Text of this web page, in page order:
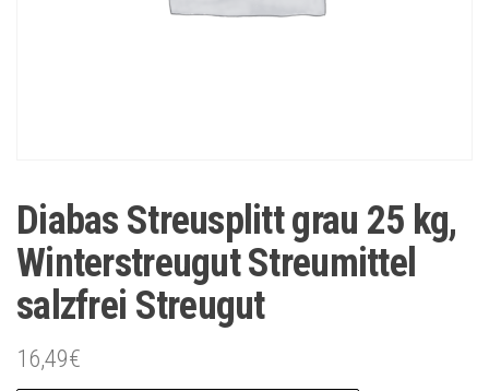
Diabas Streusplitt grau 25 kg,
Winterstreugut Streumittel
salzfrei Streugut
16,49€